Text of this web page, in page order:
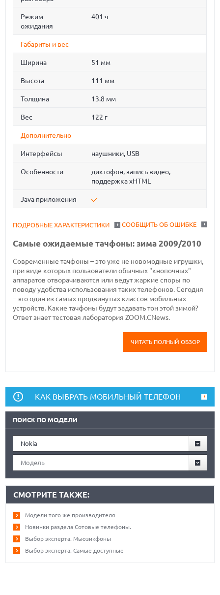
Режим
ожидания
401 ч
Габариты и вес
Ширина 51 мм
Высота 111 мм
Толщина 13.8 мм
Вес 122 г
Дополнительно
Интерфейсы наушники, USB
Особенности
диктофон, запись видео,
поддержка xHTML
Java приложения
СООБЩИТЬ ОБ ОШИБКЕ
ПОДРОБНЫЕ ХАРАКТЕРИСТИКИ
Самые ожидаемые тачфоны: зима 2009/2010
Современные тачфоны – это уже не новомодные игрушки,
при виде которых пользователи обычных "кнопочных"
аппаратов отворачиваются или ведут жаркие споры по
поводу удобства использования таких телефонов. Сегодня
– это один из самых продвинутых классов мобильных
устройств. Какие тачфоны будут задавать тон этой зимой?
Ответ знает тестовая лаборатория ZOOM.CNews.
ЧИТАТЬ ПОЛНЫЙ ОБЗОР
КАК ВЫБРАТЬ МОБИЛЬНЫЙ ТЕЛЕФОН
ПОИСК ПО МОДЕЛИ
Nokia
Модель
СМОТРИТЕ ТАКЖЕ:
Модели того же производителя
Новинки раздела Сотовые телефоны.
Выбор эксперта. Мьюзикфоны
Выбор эксперта. Самые доступные